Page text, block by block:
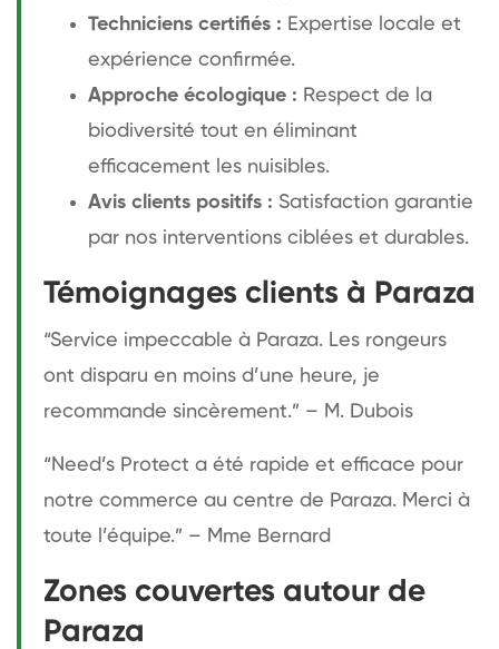
Techniciens certifiés : Expertise locale et
expérience confirmée.
Approche écologique : Respect de la
biodiversité tout en éliminant
efficacement les nuisibles.
Avis clients positifs : Satisfaction garantie
par nos interventions ciblées et durables.
Témoignages clients à Paraza
“Service impeccable à Paraza. Les rongeurs
ont disparu en moins d’une heure, je
recommande sincèrement.” – M. Dubois
“Need’s Protect a été rapide et efficace pour
notre commerce au centre de Paraza. Merci à
toute l’équipe.” – Mme Bernard
Zones couvertes autour de
Paraza